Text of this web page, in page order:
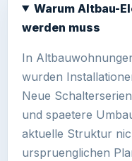
Warum Altbau-
werden muss
In
wurden
Neue
und spaetere
aktuelle Struktur
urspruenglichen